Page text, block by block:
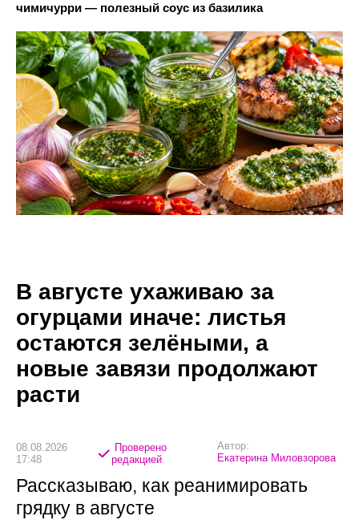
чимичурри — полезный соус из базилика
В августе ухаживаю за
огурцами иначе: листья
остаются зелёными, а
новые завязи продолжают
расти
08.08.2026
17:48
Проверено
редакцией
Автор:
Екатерина Миловзорова
Рассказываю, как реанимировать
грядку в августе